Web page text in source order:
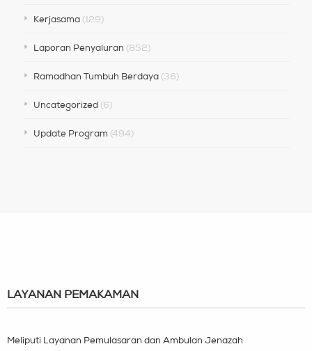
Kerjasama(129)
Laporan Penyaluran (852)
Ramadhan Tumbuh Berdaya(36)
Uncategorized(6)
Update Program (494)
LAYANAN PEMAKAMAN
Meliputi Layanan Pemulasaran dan Ambulan Jenazah